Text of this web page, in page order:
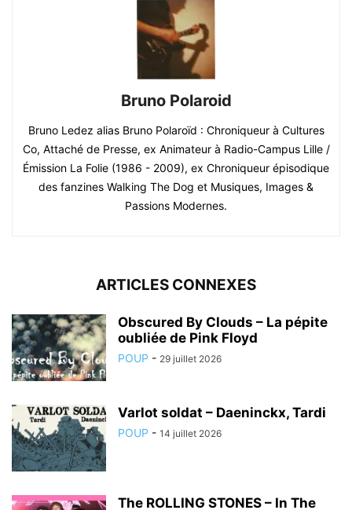
Bruno Polaroid
Bruno Ledez alias Bruno Polaroïd : Chroniqueur à Cultures
Co, Attaché de Presse, ex Animateur à Radio-Campus Lille /
Émission La Folie (1986 - 2009), ex Chroniqueur épisodique
des fanzines Walking The Dog et Musiques, Images &
Passions Modernes.
ARTICLES CONNEXES
Obscured By Clouds – La pépite
oubliée de Pink Floyd
POUP - 29 juillet 2026
Varlot soldat – Daeninckx, Tardi
POUP - 14 juillet 2026
The ROLLING STONES – In The